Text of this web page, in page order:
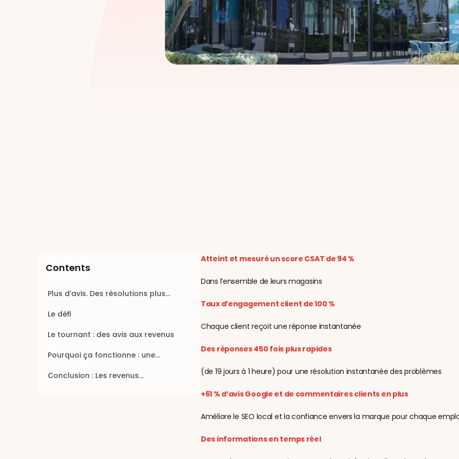
Contents
Plus d’avis. Des résolutions plus
de revenus dans chaque
Le défi
Le tournant : des avis aux revenus
Pourquoi ça fonctionne : une
plus élevés
Conclusion : Les revenus
Atteint et mesuré un score CSAT de 94 %
Dans l’ensemble de leurs magasins
Taux d’engagement client de 100 %
Chaque client reçoit une réponse instantanée
Des réponses 450 fois plus rapides
(de 19 jours à 1 heure) pour une résolution instantanée des problèmes
+61 % d’avis Google et de commentaires clients en plus
Améliore le SEO local et la confiance envers la marque pour chaque
Des informations en temps réel